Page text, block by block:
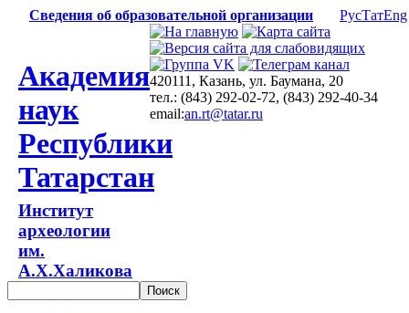
Сведения об образовательной организации РусТатEng
Академия
наук
Республики
Татарстан
Институт
археологии
им.
А.Х.Халикова
420111, Казань, ул. Баумана, 20
тел.: (843) 292-02-72, (843) 292-40-34
email:an.rt@tatar.ru